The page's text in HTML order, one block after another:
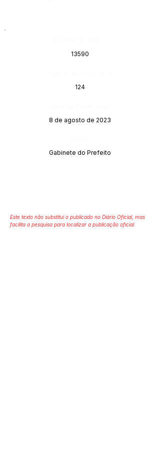
13590
124
8 de agosto de 2023
Gabinete do Prefeito
Este texto não substitui o publicado no Diário Oficial, mas
facilita a pesquisa para localizar a publicação oficial.